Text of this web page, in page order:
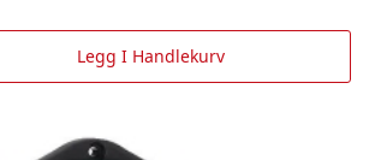
Legg I Handlekurv